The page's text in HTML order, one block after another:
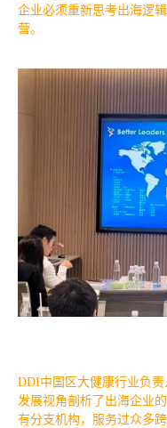
企业必须重新思考出海逻
营。
DDI中国区大健康行业负
发展视角剖析了出海企业
有分支机构，服务过众多